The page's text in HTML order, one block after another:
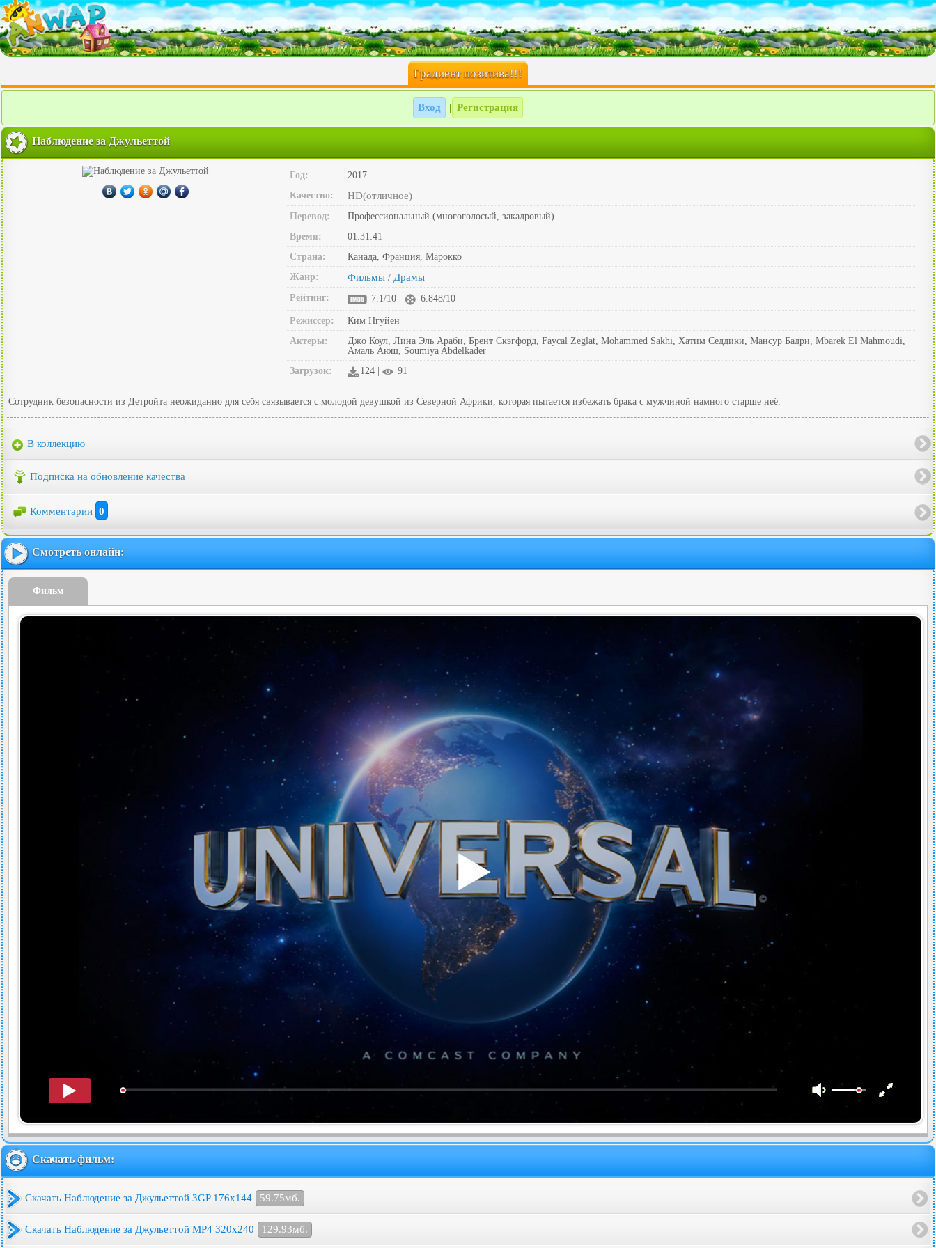
Градиент позитива!!!
Вход Регистрация
Наблюдение за Джульеттой
Год:
2017
Качество:
HD(отличное)
Перевод:
Профессиональный (многоголосый, закадровый)
Время:
01:31:41
Страна:
Канада, Франция, Марокко
Жанр:
Фильмы / Драмы
Рейтинг: 7.1/10 | 6.848/10
Режиссер:
Ким Нгуйен
Актеры:
Джо Коул, Лина Эль Араби, Брент Скэгфорд, Faycal Zeglat, Mohammed Sakhi, Хатим Седдики, Мансур Бадри, Mbarek El Mahmoudi,
Амаль Аюш, Soumiya Abdelkader
Загрузок:
124 | 91
Сотрудник безопасности из Детройта неожиданно для себя связывается с молодой девушкой из Северной Африки, которая пытается избежать брака с мужчиной намного старше неё.
В коллекцию
Подписка на обновление качества
Комментарии 0
Смотреть онлайн:
Фильм
Скачать фильм:
Скачать Наблюдение за Джульеттой 3GP 176x144 59.75мб.
Скачать Наблюдение за Джульеттой MP4 320x240 129.93мб.